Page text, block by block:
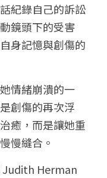
紀錄自己的訴訟
鏡頭下的受害
身記憶與創傷的
情緒崩潰的一
創傷的再次浮
癒，而是讓她重
慢縫合。
Judith Herman